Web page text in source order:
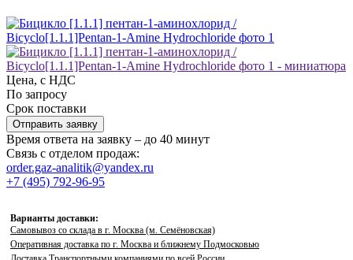
Цена, с НДС
По запросу
Срок поставки
Отправить заявку
Время ответа на заявку – до 40 минут
Связь с отделом продаж:
order.gaz-analitik@yandex.ru
+7 (495) 792-96-95
Варианты доставки:
Самовывоз со склада в г. Москва (м. Семёновская)
Оперативная доставка по г. Москва и ближнему Подмосковью